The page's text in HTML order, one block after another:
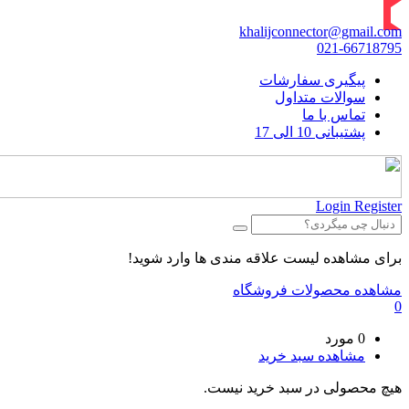
khalijconnector@gmail.com
021-66718795
پیگیری سفارشات
سوالات متداول
تماس با ما
پشتیبانی 10 الی 17
Login Register
برای مشاهده لیست علاقه مندی ها وارد شوید!
مشاهده محصولات فروشگاه
0
0 مورد
مشاهده سبد خرید
هیچ محصولی در سبد خرید نیست.